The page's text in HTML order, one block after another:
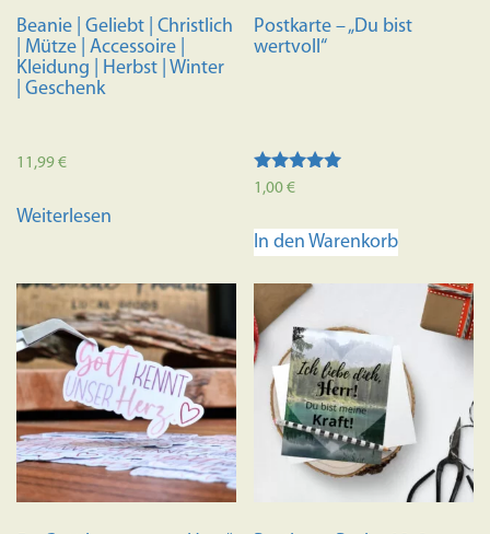
Beanie | Geliebt | Christlich
| Mütze | Accessoire |
Kleidung | Herbst | Winter
| Geschenk
11,99€
Weiterlesen
Postkarte – „Du bist
wertvoll“
Bewertet mit
1,00€
In den Warenkorb